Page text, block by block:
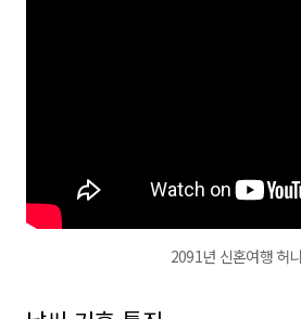
2091년 신혼여행 허